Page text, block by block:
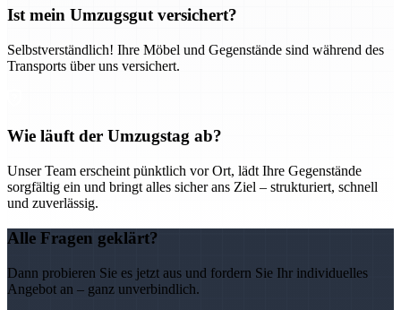
Ist mein Umzugsgut versichert?
Selbstverständlich! Ihre Möbel und Gegenstände sind während des
Transports über uns versichert.
Wie läuft der Umzugstag ab?
Unser Team erscheint pünktlich vor Ort, lädt Ihre Gegenstände
sorgfältig ein und bringt alles sicher ans Ziel – strukturiert, schnell
und zuverlässig.
Alle Fragen geklärt?
Dann probieren Sie es jetzt aus und fordern Sie Ihr individuelles
Angebot an – ganz unverbindlich.